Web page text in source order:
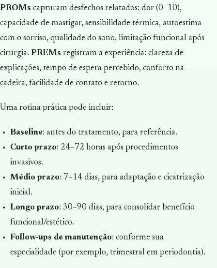
PROMs capturam desfechos relatados: dor (0–10),
capacidade de mastigar, sensibilidade térmica, autoestima
com o sorriso, qualidade do sono, limitação funcional após
cirurgia. PREMs registram a experiência: clareza de
explicações, tempo de espera percebido, conforto na
cadeira, facilidade de contato e retorno.
Uma rotina prática pode incluir:
Baseline: antes do tratamento, para referência.
Curto prazo: 24–72 horas após procedimentos
invasivos.
Médio prazo: 7–14 dias, para adaptação e cicatrização
inicial.
Longo prazo: 30–90 dias, para consolidar benefício
funcional/estético.
Follow-ups de manutenção: conforme sua
especialidade (por exemplo, trimestral em periodontia).